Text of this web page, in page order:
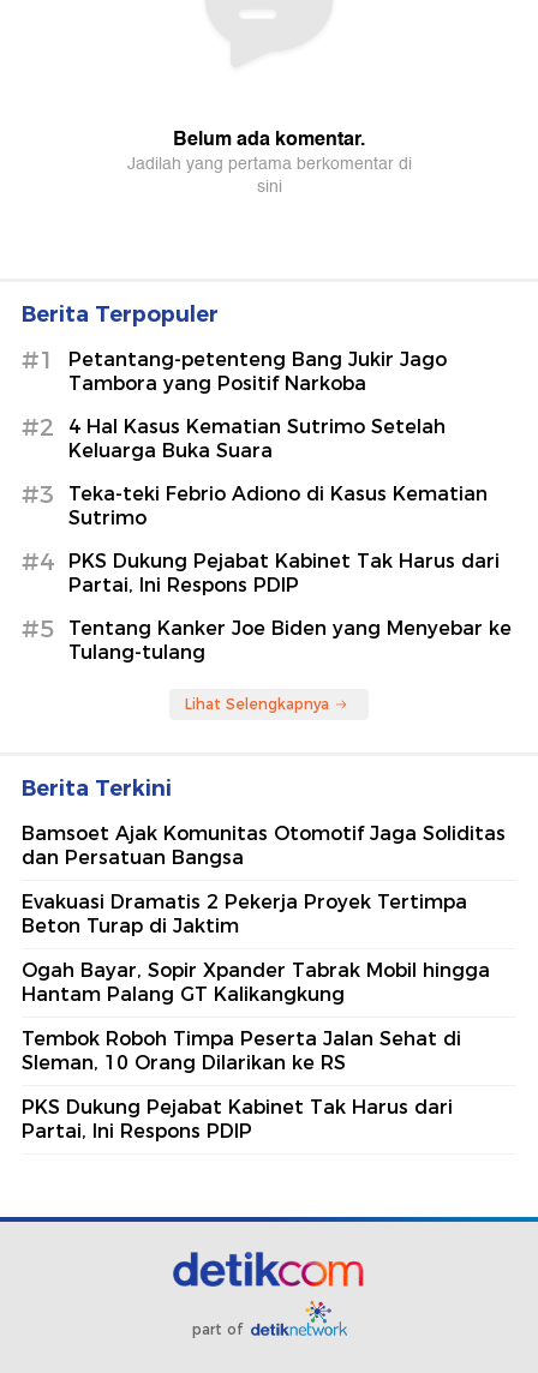
Berita Terpopuler
#1
Petantang-petenteng Bang Jukir Jago
Tambora yang Positif Narkoba
#2
4 Hal Kasus Kematian Sutrimo Setelah
Keluarga Buka Suara
#3
Teka-teki Febrio Adiono di Kasus Kematian
Sutrimo
#4
PKS Dukung Pejabat Kabinet Tak Harus dari
Partai, Ini Respons PDIP
#5
Tentang Kanker Joe Biden yang Menyebar ke
Tulang-tulang
Lihat Selengkapnya
Berita Terkini
Bamsoet Ajak Komunitas Otomotif Jaga Soliditas
dan Persatuan Bangsa
Evakuasi Dramatis 2 Pekerja Proyek Tertimpa
Beton Turap di Jaktim
Ogah Bayar, Sopir Xpander Tabrak Mobil hingga
Hantam Palang GT Kalikangkung
Tembok Roboh Timpa Peserta Jalan Sehat di
Sleman, 10 Orang Dilarikan ke RS
PKS Dukung Pejabat Kabinet Tak Harus dari
Partai, Ini Respons PDIP
part of